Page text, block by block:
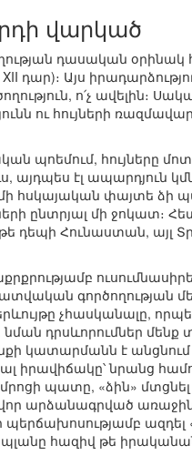
վարկած
դասական
դար)։ Այս
ո՛չ ավելին։
ու հույների
պոեմում, հույները
այդպես էլ ապարդյուն
հսկայական փայտե ձի
ընտրյալ մի ջոկատ։
դեպի Հունաստան, այլ
գործողության
չհասկանալը,
դրսևորումներ մենք
կատարմանն է անցնում
իրավիճակը՝ նրանց
պատը, «ձին»
արձանագրված
ազդել
պլանը հազիվ թե